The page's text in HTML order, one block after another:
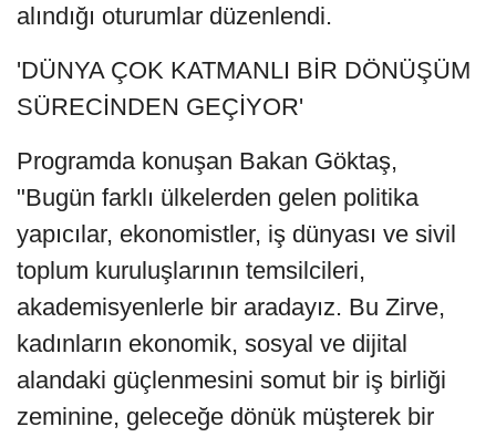
alındığı oturumlar düzenlendi.
'DÜNYA ÇOK KATMANLI BİR DÖNÜŞÜM
SÜRECİNDEN GEÇİYOR'
Programda konuşan Bakan Göktaş,
"Bugün farklı ülkelerden gelen politika
yapıcılar, ekonomistler, iş dünyası ve sivil
toplum kuruluşlarının temsilcileri,
akademisyenlerle bir aradayız. Bu Zirve,
kadınların ekonomik, sosyal ve dijital
alandaki güçlenmesini somut bir iş birliği
zeminine, geleceğe dönük müşterek bir